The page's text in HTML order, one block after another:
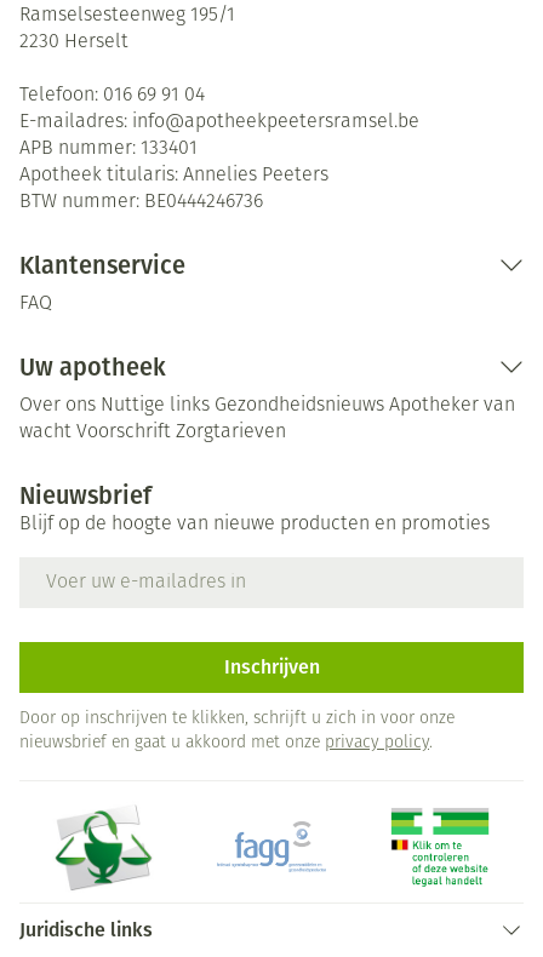
Ramselsesteenweg 195/1
2230 Herselt
Telefoon: 016 69 91 04
E-mailadres: info@apotheekpeetersramsel.be
APB nummer: 133401
Apotheek titularis: Annelies Peeters
BTW nummer: BE0444246736
Klantenservice
FAQ
Uw apotheek
Over ons Nuttige links Gezondheidsnieuws Apotheker van
wacht Voorschrift Zorgtarieven
Nieuwsbrief
Blijf op de hoogte van nieuwe producten en promoties
Inschrijven
Door op inschrijven te klikken, schrijft u zich in voor onze
nieuwsbrief en gaat u akkoord met onze privacy policy.
Juridische links